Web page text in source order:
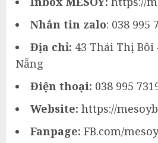
Nhắn tin zalo: 038 995
Địa chỉ: 43 Thái Thị Bôi
Nẵng
Điện thoại: 038 995
Website: https://
Fanpage: FB.com/